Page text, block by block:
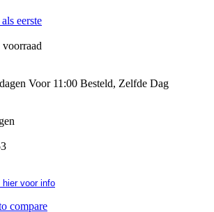
eerste
Voor 11:00 Besteld, Zelfde Dag
hier voor info
compare